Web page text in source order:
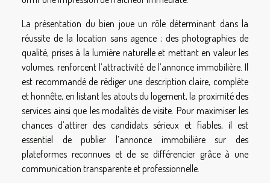
La présentation du bien joue un rôle déterminant dans la
réussite de la location sans agence ; des photographies de
qualité, prises à la lumière naturelle et mettant en valeur les
volumes, renforcent l’attractivité de l’annonce immobilière. Il
est recommandé de rédiger une description claire, complète
et honnête, en listant les atouts du logement, la proximité des
services ainsi que les modalités de visite. Pour maximiser les
chances d’attirer des candidats sérieux et fiables, il est
essentiel de publier l’annonce immobilière sur des
plateformes reconnues et de se différencier grâce à une
communication transparente et professionnelle.